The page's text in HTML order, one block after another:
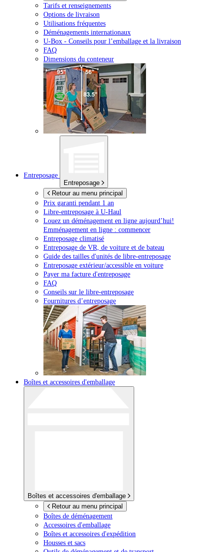
Tarifs et renseignements
Options de livraison
Utilisations fréquentes
Déménagements internationaux
U-Box - Conseils pour l’emballage et la livraison
FAQ
Dimensions du conteneur
Entreposage
Entreposage
Retour au menu principal
Prix garanti pendant 1 an
Libre-entreposage à U-Haul
Louez un déménagement en ligne aujourd’hui!
Emménagement en ligne : commencer
Entreposage climatisé
Entreposage de VR, de voiture et de bateau
Guide des tailles d'unités de libre-entreposage
Entreposage extérieur/accessible en voiture
Payer ma facture d'entreposage
FAQ
Conseils sur le libre-entreposage
Fournitures d’entreposage
Boîtes et accessoires d'emballage
Boîtes et accessoires d'emballage
Retour au menu principal
Boîtes de déménagement
Accessoires d'emballage
Boîtes et accessoires d'expédition
Housses et sacs